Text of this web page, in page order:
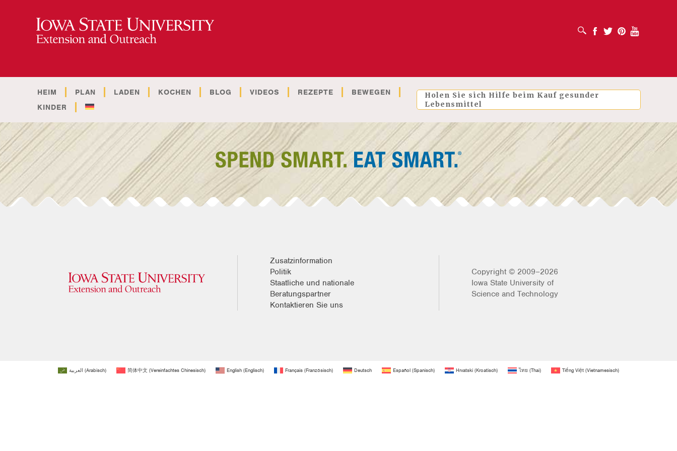
SUCHFELD ÖFFNENFacebook
Twitter PinterestYoutube
HEIM PLAN LADEN KOCHEN BLOG VIDEOS REZEPTE
BEWEGEN
KINDER
Holen Sie sich Hilfe beim Kauf gesunder
Lebensmittel
Zusatzinformation
Politik
Staatliche und nationale
Beratungspartner
Kontaktieren Sie uns
Copyright © 2009–2026
Iowa State University of
Science and Technology
العربية (Arabisch) 简体中文 (Vereinfachtes Chinesisch) English (Englisch) Français (Französisch) Deutsch Español (Spanisch) Hrvatski (Kroatisch) ไทย (Thai) Tiếng Việt (Vietnamesisch)